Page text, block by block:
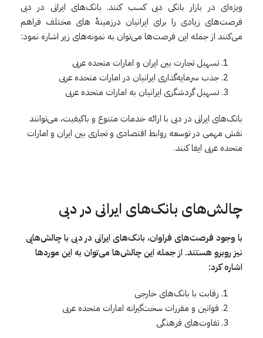
ویژه‌ای در بازار بانکی دبی کسب کنند. بانک‌های ایرانی در دبی
فرصت‌های زیادی را برای ایرانیان درزمینهٔ های مختلف فراهم
می‌کنند از جمله این فرصت‌ها می‌توان به نمونه‌های زیر اشاره نمود:
تسهیل تجارت بین ایران و امارات متحده عربی
جذب سرمایه‌گذاری ایرانیان در امارات متحده عربی
تسهیل گردشگری ایرانیان به امارات متحده عربی
بانک‌های ایرانی در دبی با ارائه خدمات متنوع و باکیفیت، می‌توانند
نقش مهمی در توسعه روابط اقتصادی و تجاری بین ایران و امارات
متحده عربی ایفا کنند.
چالش‌های بانک‌های ایرانیدردبی
با وجود فرصت‌های فراوان، بانک‌های ایرانی در دبی با چالش‌هایی
نیز روبرو هستند. از جمله این چالش‌ها می‌توان به این موردها
اشاره کرد:
رقابت با بانک‌های خارجی
قوانین و مقررات سخت‌گیرانه امارات متحده عربی
تفاوت‌های فرهنگی